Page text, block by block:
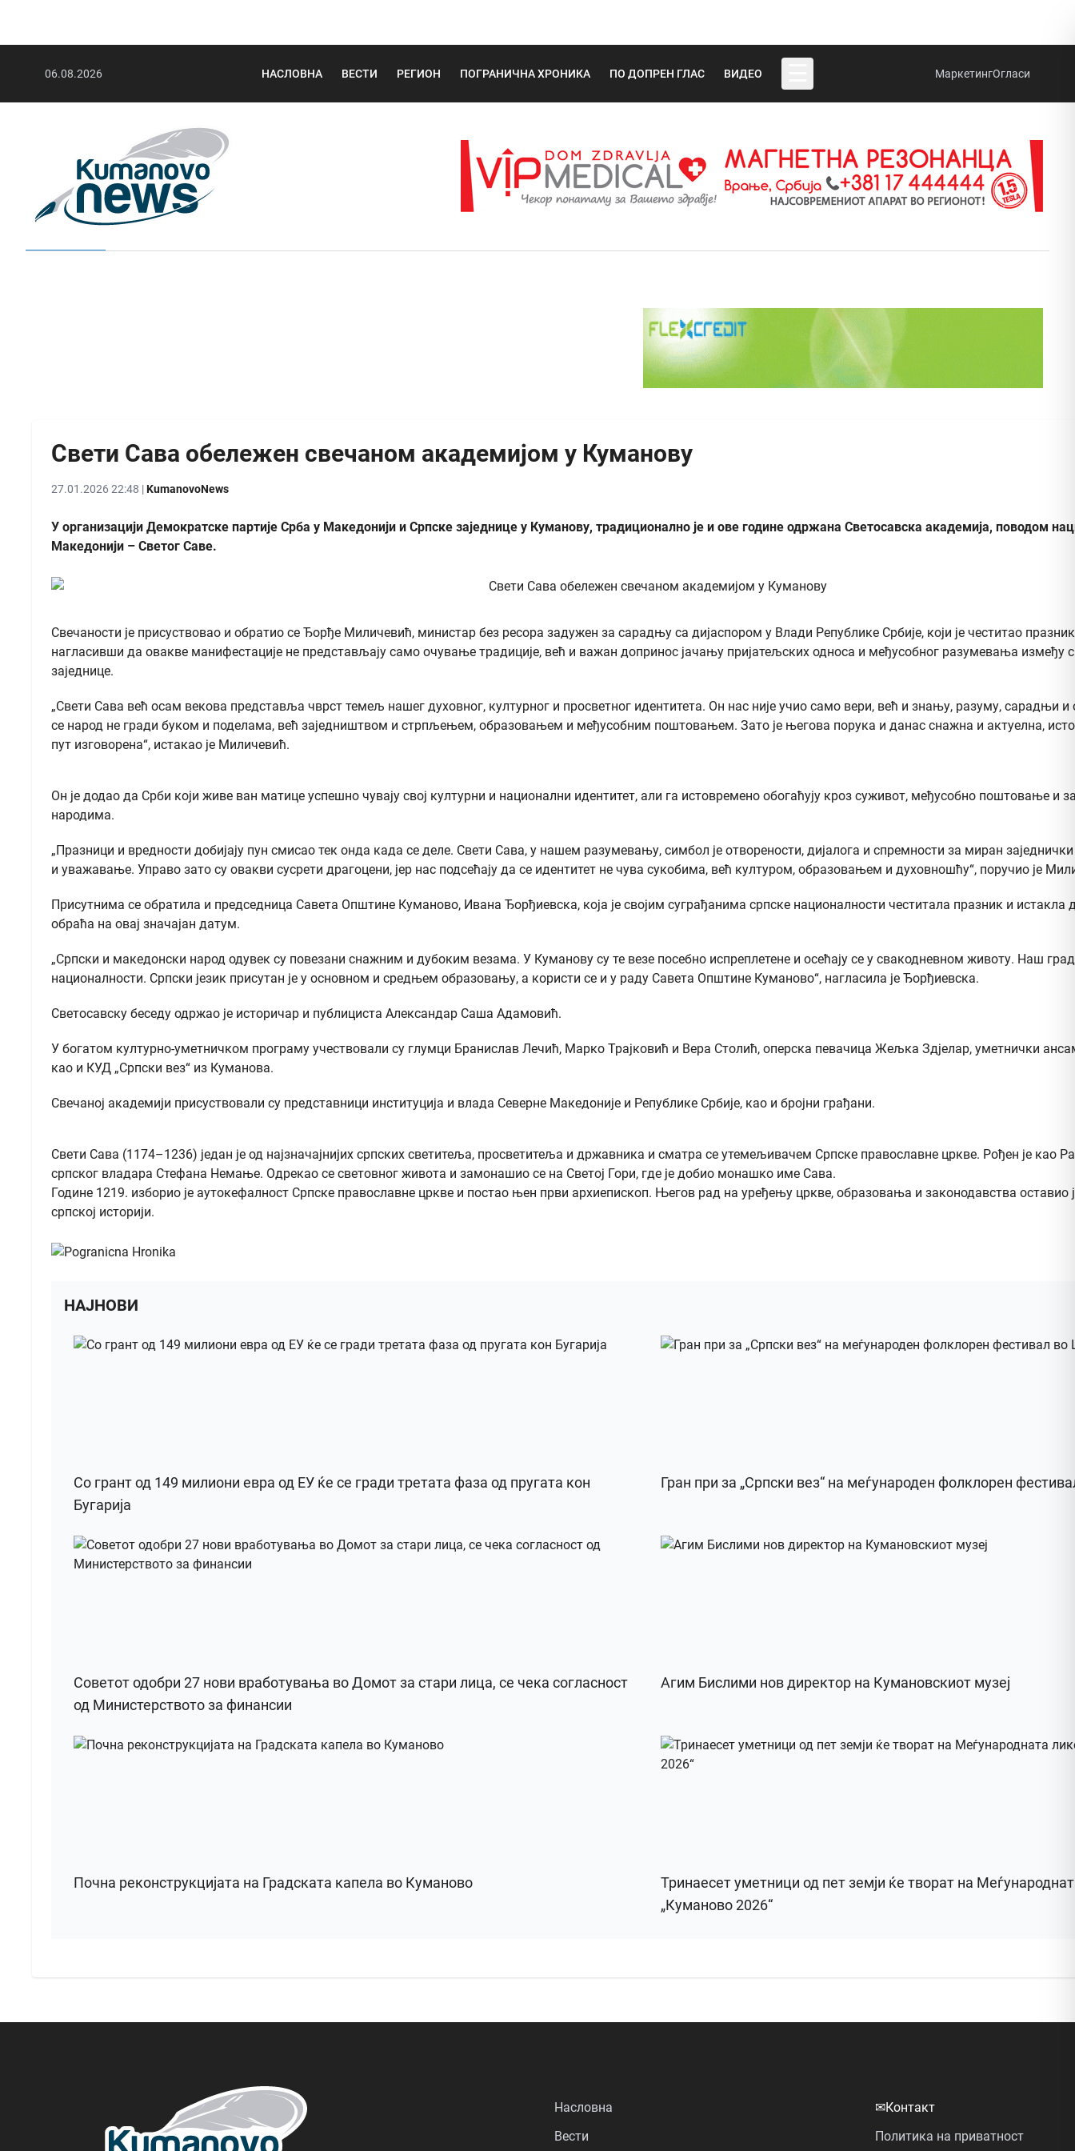
06.08.2026 НАСЛОВНА ВЕСТИ РЕГИОН ПОГРАНИЧНА ХРОНИКА ПО ДОПРЕН ГЛАС ВИДЕО МаркетингОгласи
Свети Сава обележен свечаном академијом у Куманову
27.01.2026 22:48 |KumanovoNews
У организацији Демократске партије Срба у Македонији и Српске заједнице у Куманову, традиционално је и ове године одржана Светосавска академија, поводом
Македонији – Светог Саве.
Свечаности је присуствовао и обратио се Ђорђе Миличевић, министар без ресора задужен за сарадњу са дијаспором у Влади Републике Србије, који је честитао
нагласивши да овакве манифестације не представљају само очување традиције, већ и важан допринос јачању пријатељских односа и међусобног разумевања између
заједнице.
„Свети Сава већ осам векова представља чврст темељ нашег духовног, културног и просветног идентитета. Он нас није учио само вери, већ и знању, разуму, сарадњи и
се народ не гради буком и поделама, већ заједништвом и стрпљењем, образовањем и међусобним поштовањем. Зато је његова порука и данас снажна и актуелна,
пут изговорена“, истакао је Миличевић.
Он је додао да Срби који живе ван матице успешно чувају свој културни и национални идентитет, али га истовремено обогаћују кроз суживот, међусобно поштовање и
народима.
„Празници и вредности добијају пун смисао тек онда када се деле. Свети Сава, у нашем разумевању, симбол је отворености, дијалога и спремности за миран
и уважавање. Управо зато су овакви сусрети драгоцени, јер нас подсећају да се идентитет не чува сукобима, већ културом, образовањем и духовношћу“, поручио је
Присутнима се обратила и председница Савета Општине Куманово, Ивана Ђорђиевска, која је својим суграђанима српске националности честитала празник и истакла
обраћа на овај значајан датум.
„Српски и македонски народ одувек су повезани снажним и дубоким везама. У Куманову су те везе посебно испреплетене и осећају се у свакодневном животу. Наш
националности. Српски језик присутан је у основном и средњем образовању, а користи се и у раду Савета Општине Куманово“, нагласила је Ђорђиевска.
Светосавску беседу одржао је историчар и публициста Александар Саша Адамовић.
У богатом културно-уметничком програму учествовали су глумци Бранислав Лечић, Марко Трајковић и Вера Столић, оперска певачица Жељка Здјелар, уметнички
као и КУД „Српски вез“ из Куманова.
Свечаној академији присуствовали су представници институција и влада Северне Македоније и Републике Србије, као и бројни грађани.
Свети Сава (1174–1236) један је од најзначајнијих српских светитеља, просветитеља и државника и сматра се утемељивачем Српске православне цркве. Рођен је као
српског владара Стефана Немање. Одрекао се световног живота и замонашио се на Светој Гори, где је добио монашко име Сава.
Године 1219. изборио је аутокефалност Српске православне цркве и постао њен први архиепископ. Његов рад на уређењу цркве, образовања и законодавства оставио
српској историји.
НАЈНОВИ
Со грант од 149 милиони евра од ЕУ ќе се гради третата фаза од пругата кон
Бугарија
Гран при за „Српски вез“ на меѓународен фолклорен
Советот одобри 27 нови вработувања во Домот за стари лица, се чека согласност
од Министерството за финансии
Агим Бислими нов директор на Кумановскиот музеј
Почна реконструкцијата на Градската капела во Куманово
Тринаесет уметници од пет земји ќе творат на
„Куманово 2026“
Насловна
Вести
✉Контакт
Политика на приватност